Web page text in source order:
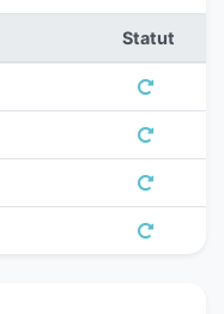
Statut